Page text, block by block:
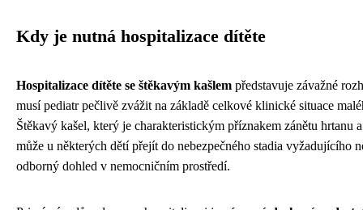
Kdy je nutná hospitalizace dítěte
Hospitalizace dítěte se štěkavým kašlem představuje závažné
musí pediatr pečlivě zvážit na základě celkové klinické situace
Štěkavý kašel, který je charakteristickým příznakem zánětu hrtanu
může u některých dětí přejít do nebezpečného stadia vyžadujícího
odborný dohled v nemocničním prostředí.